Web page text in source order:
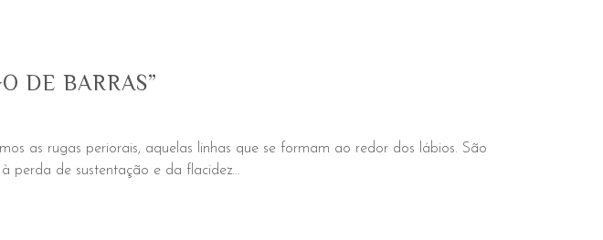
DE BARRAS”
as rugas periorais, aquelas linhas que se formam ao redor dos lábios. São
perda de sustentação e da flacidez...